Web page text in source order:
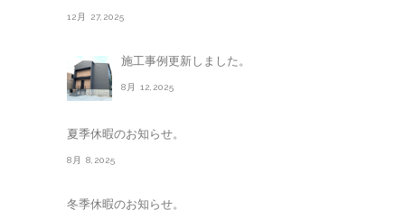
12月 27,2025
施工事例更新しました。
8月 12,2025
夏季休暇のお知らせ。
8月 8,2025
冬季休暇のお知らせ。